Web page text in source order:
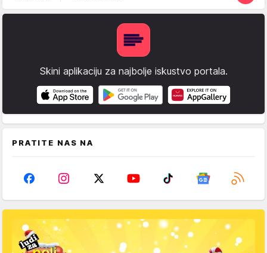
Skini aplikaciju za najbolje iskustvo portala.
PRATITE NAS NA